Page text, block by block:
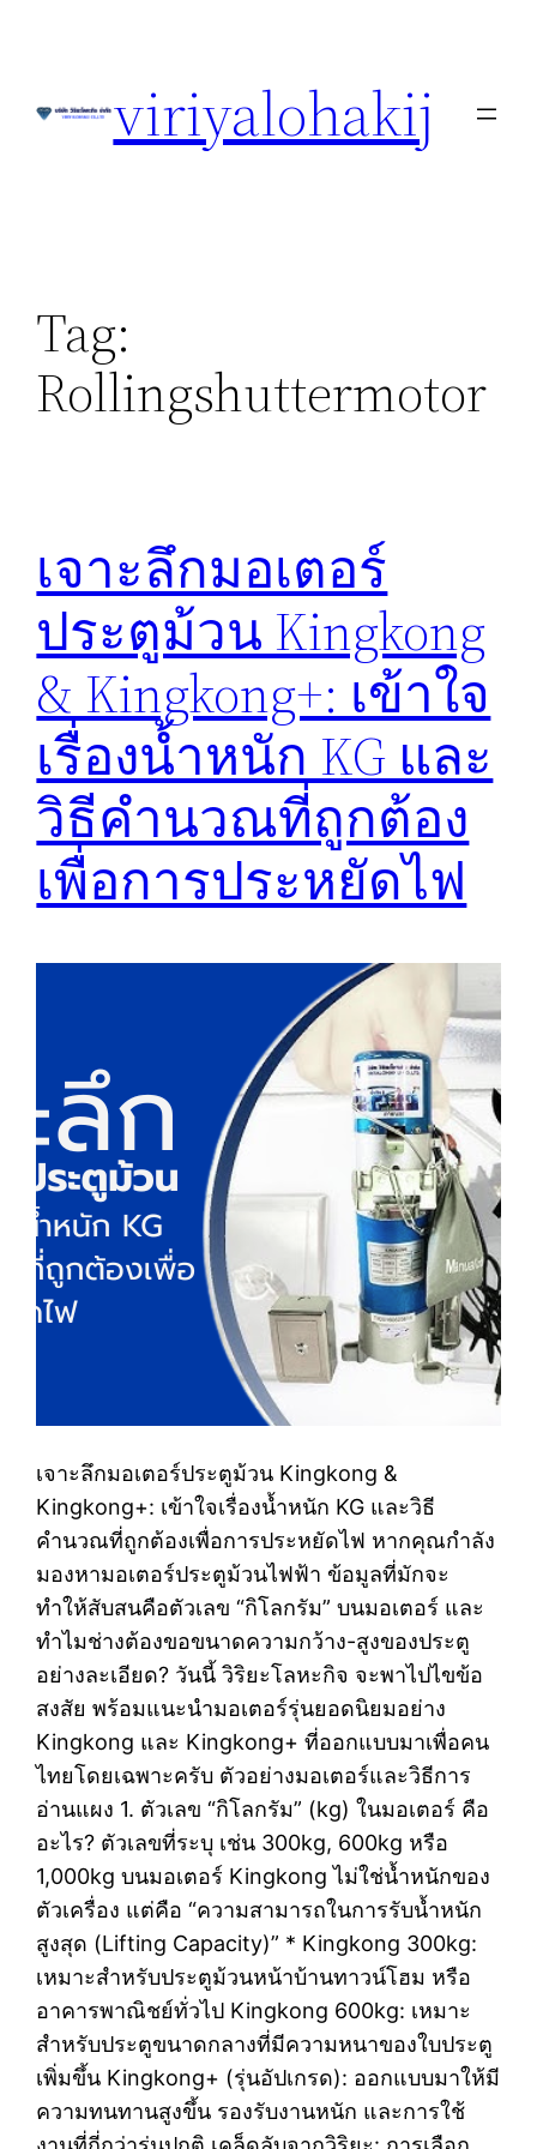
viriyalohakij
Tag:
Rollingshuttermotor
เจาะลึกมอเตอร์
ประตูม้วน Kingkong
& Kingkong+: เข้าใจ
เรื่องน้ำหนัก KG และ
วิธีคำนวณที่ถูกต้อง
เพื่อการประหยัดไฟ
เจาะลึกมอเตอร์ประตูม้วน Kingkong &
Kingkong+: เข้าใจเรื่องน้ำหนัก KG และวิธี
คำนวณที่ถูกต้องเพื่อการประหยัดไฟ หากคุณกำลัง
มองหามอเตอร์ประตูม้วนไฟฟ้า ข้อมูลที่มักจะ
ทำให้สับสนคือตัวเลข “กิโลกรัม” บนมอเตอร์ และ
ทำไมช่างต้องขอขนาดความกว้าง-สูงของประตู
อย่างละเอียด? วันนี้ วิริยะโลหะกิจ จะพาไปไขข้อ
สงสัย พร้อมแนะนำมอเตอร์รุ่นยอดนิยมอย่าง
Kingkong และ Kingkong+ ที่ออกแบบมาเพื่อคน
ไทยโดยเฉพาะครับ ตัวอย่างมอเตอร์และวิธีการ
อ่านแผง 1. ตัวเลข “กิโลกรัม” (kg) ในมอเตอร์ คือ
อะไร? ตัวเลขที่ระบุ เช่น 300kg, 600kg หรือ
1,000kg บนมอเตอร์ Kingkong ไม่ใช่น้ำหนักของ
ตัวเครื่อง แต่คือ “ความสามารถในการรับน้ำหนัก
สูงสุด (Lifting Capacity)” * Kingkong 300kg:
เหมาะสำหรับประตูม้วนหน้าบ้านทาวน์โฮม หรือ
อาคารพาณิชย์ทั่วไป Kingkong 600kg: เหมาะ
สำหรับประตูขนาดกลางที่มีความหนาของใบประตู
เพิ่มขึ้น Kingkong+ (รุ่นอัปเกรด): ออกแบบมาให้มี
ความทนทานสูงขึ้น รองรับงานหนัก และการใช้